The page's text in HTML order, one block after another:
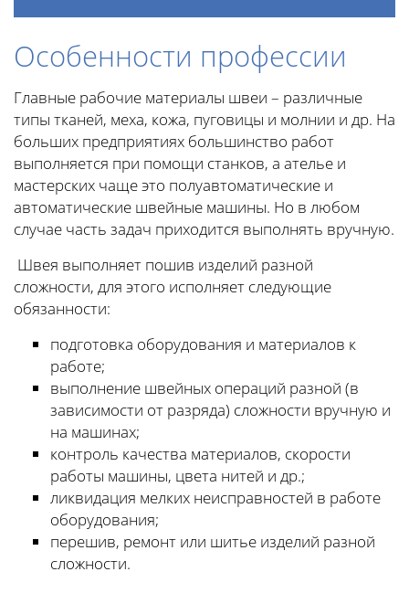
Особенности профессии
Главные рабочие материалы швеи – различные
типы тканей, меха, кожа, пуговицы и молнии и др. На
больших предприятиях большинство работ
выполняется при помощи станков, а ателье и
мастерских чаще это полуавтоматические и
автоматические швейные машины. Но в любом
случае часть задач приходится выполнять вручную.
Швея выполняет пошив изделий разной
сложности, для этого исполняет следующие
обязанности:
подготовка оборудования и материалов к
работе;
выполнение швейных операций разной (в
зависимости от разряда) сложности вручную и
на машинах;
контроль качества материалов, скорости
работы машины, цвета нитей и др.;
ликвидация мелких неисправностей в работе
оборудования;
перешив, ремонт или шитье изделий разной
сложности.